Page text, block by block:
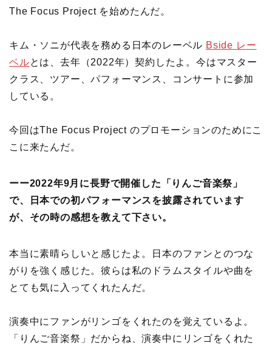
The Focus Project を始めたんだ。
キム・ソニが代表を務める日本のレーベル Bside レー
ベルとは、去年（2022年）契約したよ。今はマスター
クラス、ツアー、パフォーマンス、コンサートに参加
している。
今回はThe Focus Project のプロモーションのためにこ
こに来たんだ。
ーー2022年9月に長野で開催した「りんご音楽祭」
で、日本での初パフォーマンスを披露されています
が、その時の感想を教えて下さい。
本当に素晴らしいと感じたよ。日本のファンとのつな
がりを強く感じた。彼らは私のドラムスタイルや曲を
とても気に入ってくれたんだ。
演奏中にファンがリンゴをくれたのを覚えているよ。
「りんご音楽祭」だからね、演奏中にリンゴをくれた